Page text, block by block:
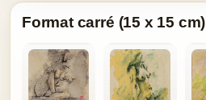
Format carré (15 x 15 cm)